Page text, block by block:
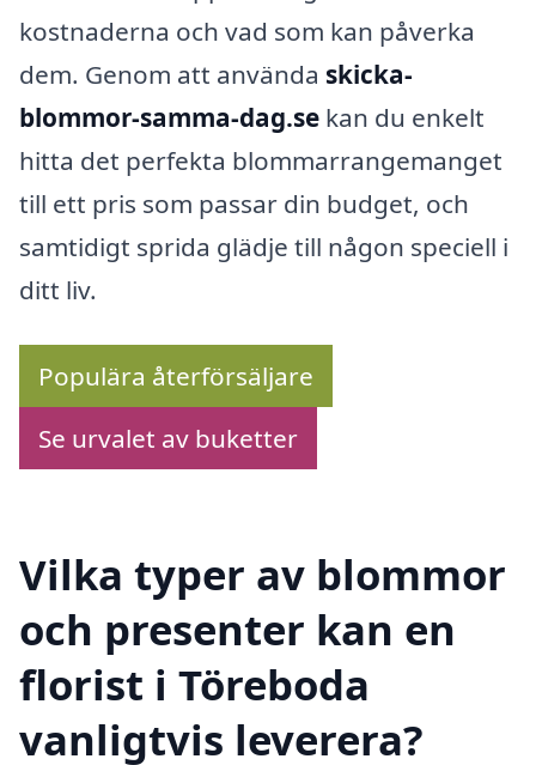
kostnaderna och vad som kan påverka
dem. Genom att använda skicka-
blommor-samma-dag.se kan du enkelt
hitta det perfekta blommarrangemanget
till ett pris som passar din budget, och
samtidigt sprida glädje till någon speciell i
ditt liv.
Populära återförsäljare
Se urvalet av buketter
Vilka typer av blommor
och presenter kan en
florist i Töreboda
vanligtvis leverera?